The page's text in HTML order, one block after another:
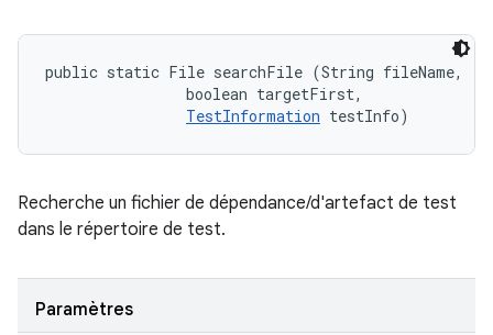
public static File searchFile (String fileName,
                boolean targetFirst,
TestInformation testInfo)
Recherche un fichier de dépendance/d'artefact de test
dans le répertoire de test.
Paramètres